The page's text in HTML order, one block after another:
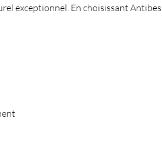
exceptionnel. En choisissant